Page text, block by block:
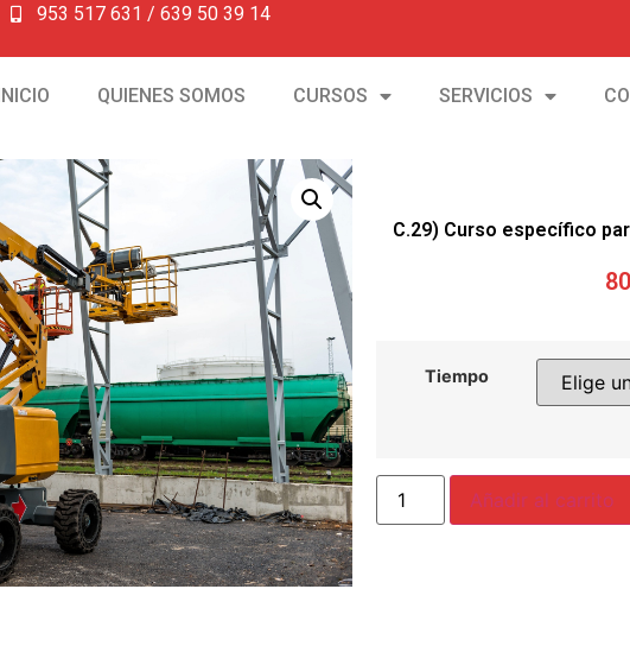
953 517 631 / 639 50 39 14
QUIENES SOMOS CURSOS SERVICIOS
C.29) Curso específico
Tiempo
Añadir al carrito